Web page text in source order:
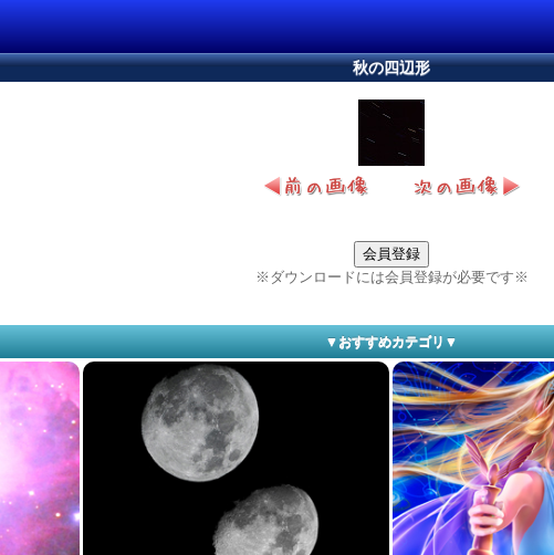
秋の四辺形
会員登録
※ダウンロードには会員登録が必要です※
▼おすすめカテゴリ▼